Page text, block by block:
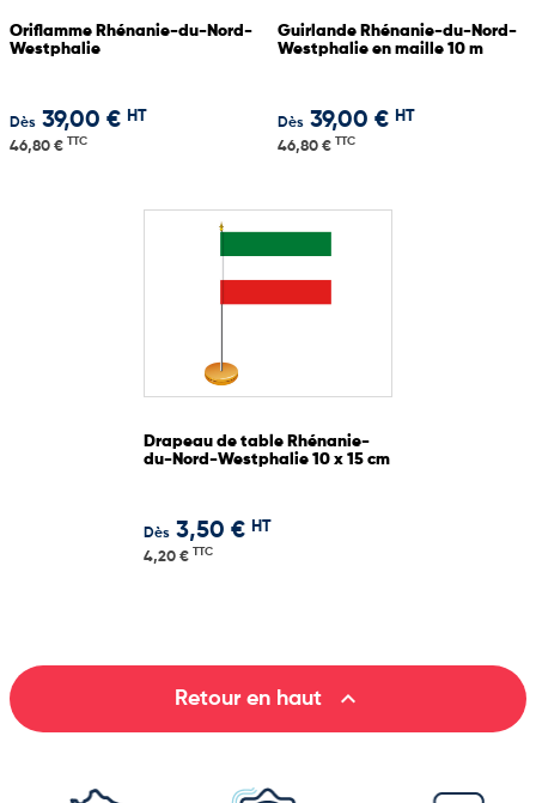
Oriflamme Rhénanie-du-Nord-
Westphalie
Dès 39,00 € HT
46,80 € TTC
Guirlande Rhénanie-du-Nord-
Westphalie en maille 10 m
Dès 39,00 € HT
46,80 € TTC
Drapeau de table Rhénanie-
du-Nord-Westphalie 10 x 15 cm
Dès 3,50 € HT
4,20 € TTC
Retour en haut 